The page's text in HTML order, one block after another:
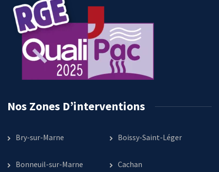
Nos Zones D’interventions
Bry-sur-Marne Boissy-Saint-Léger
Bonneuil-sur-Marne Cachan